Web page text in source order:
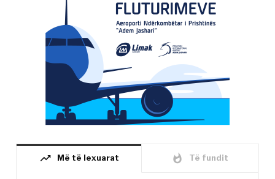
trending_up Më të lexuarat whatshot Të fundit